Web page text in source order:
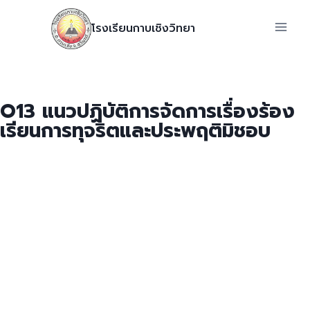
โรงเรียนกาบเชิงวิทยา
O13 แนวปฏิบัติการจัดการเรื่องร้อง
เรียนการทุจริตและประพฤติมิชอบ